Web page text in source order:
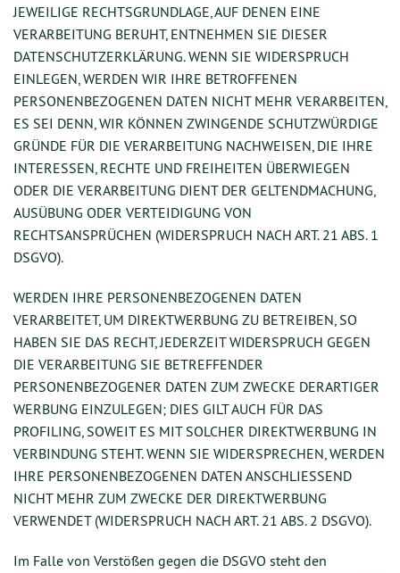
JEWEILIGE RECHTSGRUNDLAGE, AUF DENEN EINE
VERARBEITUNG BERUHT, ENTNEHMEN SIE DIESER
DATENSCHUTZERKLÄRUNG. WENN SIE WIDERSPRUCH
EINLEGEN, WERDEN WIR IHRE BETROFFENEN
PERSONENBEZOGENEN DATEN NICHT MEHR VERARBEITEN,
ES SEI DENN, WIR KÖNNEN ZWINGENDE SCHUTZWÜRDIGE
GRÜNDE FÜR DIE VERARBEITUNG NACHWEISEN, DIE IHRE
INTERESSEN, RECHTE UND FREIHEITEN ÜBERWIEGEN
ODER DIE VERARBEITUNG DIENT DER GELTENDMACHUNG,
AUSÜBUNG ODER VERTEIDIGUNG VON
RECHTSANSPRÜCHEN (WIDERSPRUCH NACH ART. 21 ABS. 1
DSGVO).
WERDEN IHRE PERSONENBEZOGENEN DATEN
VERARBEITET, UM DIREKTWERBUNG ZU BETREIBEN, SO
HABEN SIE DAS RECHT, JEDERZEIT WIDERSPRUCH GEGEN
DIE VERARBEITUNG SIE BETREFFENDER
PERSONENBEZOGENER DATEN ZUM ZWECKE DERARTIGER
WERBUNG EINZULEGEN; DIES GILT AUCH FÜR DAS
PROFILING, SOWEIT ES MIT SOLCHER DIREKTWERBUNG IN
VERBINDUNG STEHT. WENN SIE WIDERSPRECHEN, WERDEN
IHRE PERSONENBEZOGENEN DATEN ANSCHLIESSEND
NICHT MEHR ZUM ZWECKE DER DIREKTWERBUNG
VERWENDET (WIDERSPRUCH NACH ART. 21 ABS. 2 DSGVO).
Im Falle von Verstößen gegen die DSGVO steht den